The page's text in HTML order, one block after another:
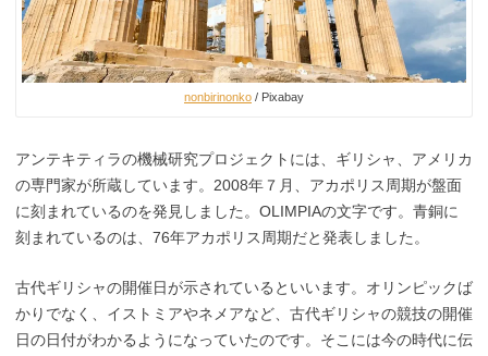
nonbirinonko / Pixabay
アンテキティラの機械研究プロジェクトには、ギリシャ、アメリカ
の専門家が所蔵しています。2008年７月、アカポリス周期が盤面
に刻まれているのを発見しました。OLIMPIAの文字です。青銅に
刻まれているのは、76年アカポリス周期だと発表しました。
古代ギリシャの開催日が示されているといいます。オリンピックば
かりでなく、イストミアやネメアなど、古代ギリシャの競技の開催
日の日付がわかるようになっていたのです。そこには今の時代に伝